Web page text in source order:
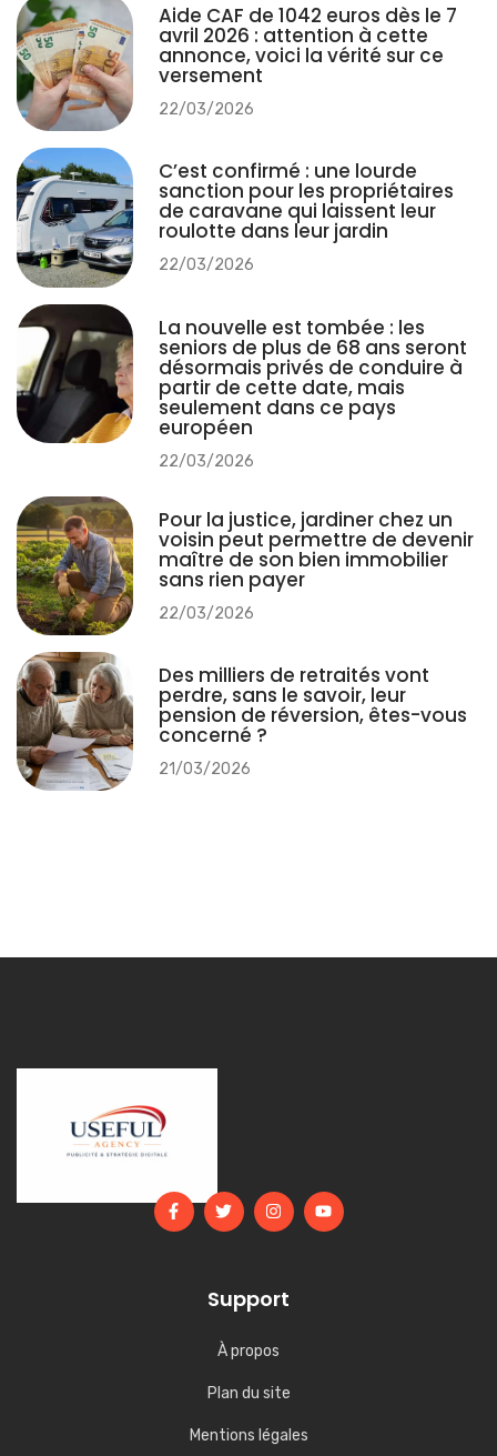
Aide CAF de 1042 euros dès le 7
avril 2026 : attention à cette
annonce, voici la vérité sur ce
versement
22/03/2026
C’est confirmé : une lourde
sanction pour les propriétaires
de caravane qui laissent leur
roulotte dans leur jardin
22/03/2026
La nouvelle est tombée : les
seniors de plus de 68 ans seront
désormais privés de conduire à
partir de cette date, mais
seulement dans ce pays
européen
22/03/2026
Pour la justice, jardiner chez un
voisin peut permettre de devenir
maître de son bien immobilier
sans rien payer
22/03/2026
Des milliers de retraités vont
perdre, sans le savoir, leur
pension de réversion, êtes-vous
concerné ?
21/03/2026
Support
À propos
Plan du site
Mentions légales